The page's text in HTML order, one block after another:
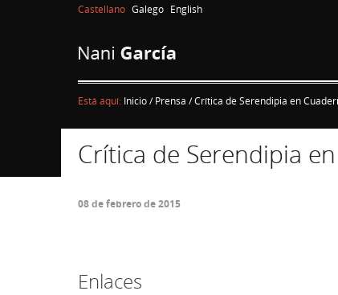
Castellano Galego English
Está aquí: Inicio/ Prensa /Crítica de Serendipia en
Crítica de Serendipia
08 de febrero de 2015
Enlaces